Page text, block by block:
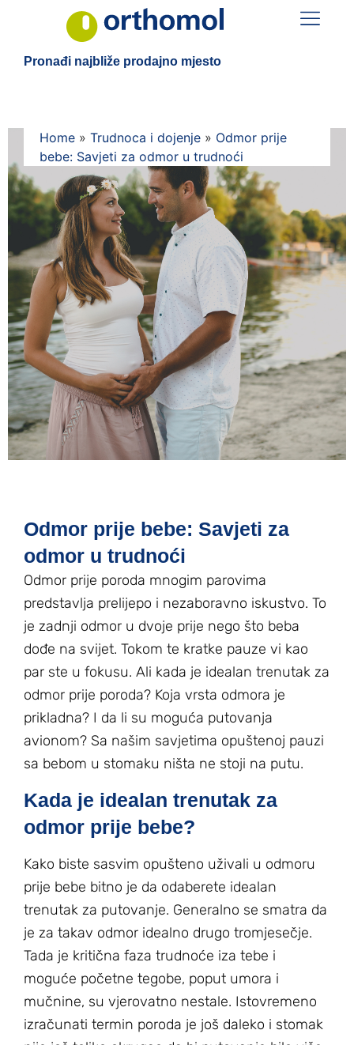
Pronađi najbliže prodajno mjesto
Home » Trudnoca i dojenje » Odmor prije
bebe: Savjeti za odmor u trudnoći
Odmor prije bebe: Savjeti za
odmor u trudnoći
Odmor prije poroda mnogim parovima
predstavlja prelijepo i nezaboravno iskustvo. To
je zadnji odmor u dvoje prije nego što beba
dođe na svijet. Tokom te kratke pauze vi kao
par ste u fokusu. Ali kada je idealan trenutak za
odmor prije poroda? Koja vrsta odmora je
prikladna? I da li su moguća putovanja
avionom? Sa našim savjetima opuštenoj pauzi
sa bebom u stomaku ništa ne stoji na putu.
Kada je idealan trenutak za
odmor prije bebe?
Kako biste sasvim opušteno uživali u odmoru
prije bebe bitno je da odaberete idealan
trenutak za putovanje. Generalno se smatra da
je za takav odmor idealno drugo tromjesečje.
Tada je kritična faza trudnoće iza tebe i
moguće početne tegobe, poput umora i
mučnine, su vjerovatno nestale. Istovremeno
izračunati termin poroda je još daleko i stomak